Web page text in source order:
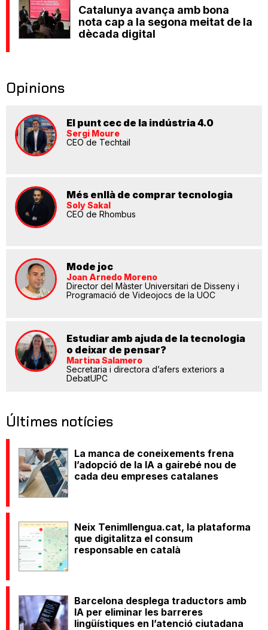
Catalunya avança amb bona
nota cap a la segona meitat de la
dècada digital
Opinions
El punt cec de la indústria 4.0
Sergi Moure
CEO de Techtail
Més enllà de comprar tecnologia
Soly Sakal
CEO de Rhombus
Mode joc
Joan Arnedo Moreno
Director del Màster Universitari de Disseny i
Programació de Videojocs de la UOC
Estudiar amb ajuda de la tecnologia
o deixar de pensar?
Martina Salamero
Secretaria i directora d’afers exteriors a
DebatUPC
Últimes notícies
La manca de coneixements frena
l’adopció de la IA a gairebé nou de
cada deu empreses catalanes
Neix Tenimllengua.cat, la plataforma
que digitalitza el consum
responsable en català
Barcelona desplega traductors amb
IA per eliminar les barreres
lingüístiques en l’atenció ciutadana